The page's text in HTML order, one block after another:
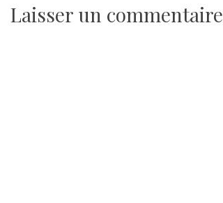
l’article
Laisser un commentaire